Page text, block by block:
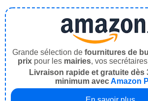
Grande sélection de fournitures de
prix pour les mairies, vos
Livraison rapide et gratuite dès
minimum avecAmazon